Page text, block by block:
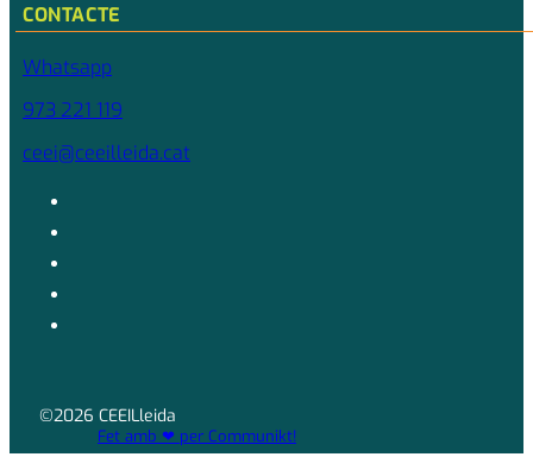
CONTACTE
Whatsapp
973 221 119
ceei@ceeilleida.cat
©2026 CEEILleida
Fet amb ❤ per Communikt!